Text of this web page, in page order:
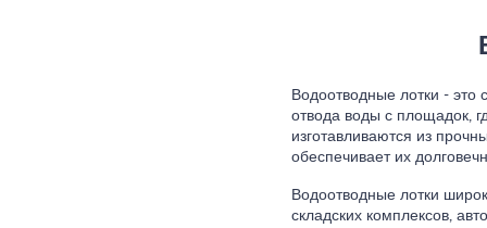
Водоотводные лотки - это
отвода воды с площадок,
изготавливаются из
обеспечивает их
Водоотводные лотки
складских комплексов,